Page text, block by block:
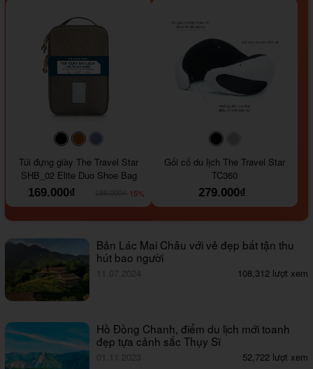
#000000#964B00
Túi đựng giày The Travel Star
SHB_02 Elite Duo Shoe Bag
169.000₫
-15%
#000000
Gối cổ du lịch The Travel Star
TC360
279.000₫
Bản Lác Mai Châu với vẻ đẹp bất tận thu
hút bao người
11.07.2024 108,312 lượt xem
Hồ Đồng Chanh, điểm du lịch mới toanh
đẹp tựa cảnh sắc Thụy Sĩ
01.11.2023 52,722 lượt xem